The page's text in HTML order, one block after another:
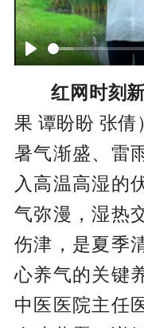
P
a
y
红网时刻
果 谭盼盼 张倩
暑气渐盛、雷
入高温高湿的
气弥漫，湿热
伤津，是夏季
心养气的关键
中医医院主任